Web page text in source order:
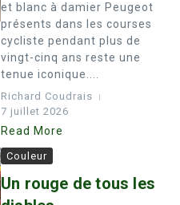
et blanc à damier Peugeot
présents dans les courses
cycliste pendant plus de
vingt-cinq ans reste une
tenue iconique....
Richard Coudrais
7 juillet 2026
Read More
Couleur
Un rouge de tous les